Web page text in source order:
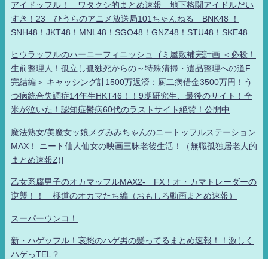
アイドッフル！ ワタクシ的まとめ速報 地下格闘アイドルだい
すき！23 ひうらのアニメ放送局101ちゃんねる BNK48 ！
SNH48！JKT48！MNL48！SGO48！GNZ48！STU48！SKE48
ヒウラッフルのハーニーフィニッシュゴミ屋敷補完計画 ＜必殺！
生前整理人！孤立し孤独死からの～特殊清掃・遺品整理への道F
完結編＞ キャッシング計1500万返済：厨二病借金3500万円！う
つ病統合失調症14年生HKT46！！9期研究生、最後のサイト！全
米が泣いた！認知症鬱病60代のラストサイト絶賛！公開中
魔法熟女/美魔女ッ娘メグみみちゃんのニートッフルステーション
MAX！ ニート仙人仙女の映画三昧老後生活！（無職孤独居老人的
まとめ速報Z)]
乙女系腐男子のオカマッフルMAX2- FX！オ・カマトレーダーの
逆襲！！ 極道のオカマたち編（おもしろ動画まとめ速報）
スーパーウンコ！
新・ハゲッフル！哀愁のハゲ男の髪ってるまとめ速報！！激しく
ハゲっTEL？